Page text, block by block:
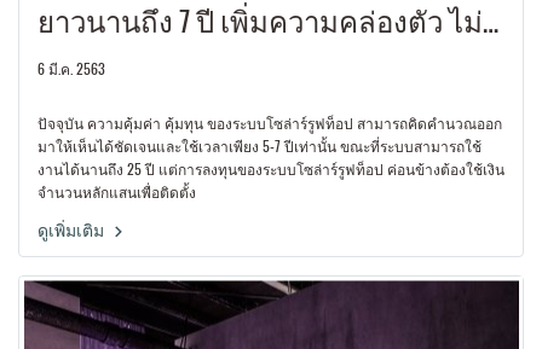
ยาวนานถึง 7 ปี เพิ่มความคล่องตัว ไม่
ต้องลงทุนด้วยเงินก้อนโตอีกต่อไป
6 มี.ค. 2563
ปัจจุบัน ความคุ้มค่า คุ้มทุน ของระบบโซล่าร์รูฟท็อป สามารถคิดคำนวณออก
มาให้เห็นได้ชัดเจนและใช้เวลาเพียง 5-7 ปีเท่านั้น ขณะที่ระบบสามารถใช้
งานได้นานถึง 25 ปี แต่การลงทุนของระบบโซล่าร์รูฟท็อป ค่อนข้างต้องใช้เงิน
จำนวนหลักแสนเพื่อติดตั้ง
ดูเพิ่มเติม